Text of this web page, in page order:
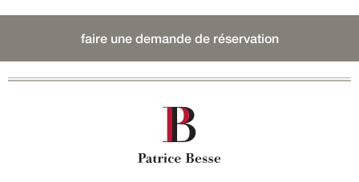
faire une demande de réservation